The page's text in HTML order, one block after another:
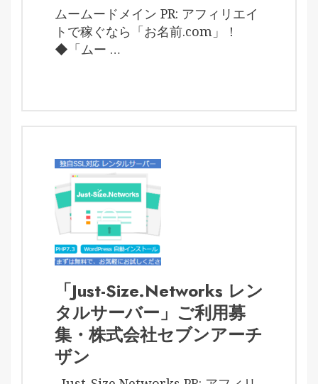
ムームードメイン PR: アフィリエイ
トで稼ぐなら「お名前.com」！
◆「ムー …
「Just-Size.Networks レン
タルサーバー」ご利用募
集・株式会社セブンアーチ
ザン